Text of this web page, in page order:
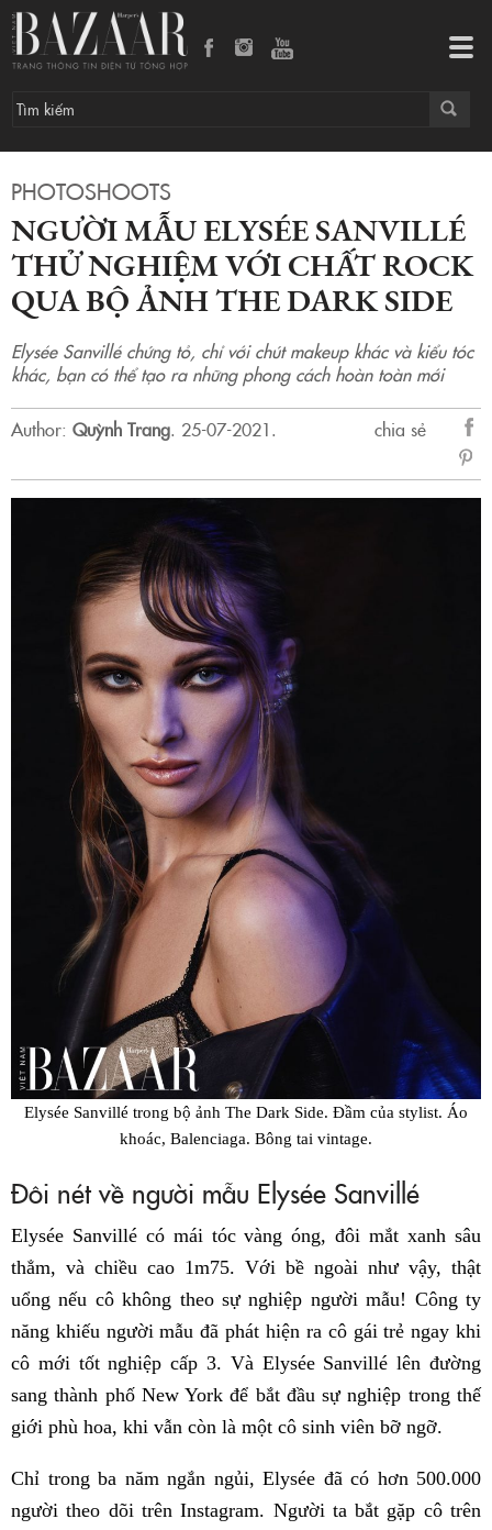
PHOTOSHOOTS
NGƯỜI MẪU ELYSÉE SANVILLÉ
THỬ NGHIỆM VỚI CHẤT ROCK
QUA BỘ ẢNH THE DARK SIDE
Elysée Sanvillé chứng tỏ, chỉ với chút makeup khác và kiểu tóc
khác, bạn có thể tạo ra những phong cách hoàn toàn mới
Author: Quỳnh Trang. 25-07-2021.
chia sẻ
sẻ
Elysée Sanvillé trong bộ ảnh The Dark Side. Đầm của stylist. Áo
khoác, Balenciaga. Bông tai vintage.
Đôi nét về người mẫu Elysée Sanvillé
Elysée Sanvillé có mái tóc vàng óng, đôi mắt xanh sâu
thẳm, và chiều cao 1m75. Với bề ngoài như vậy, thật
uổng nếu cô không theo sự nghiệp người mẫu! Công ty
năng khiếu người mẫu đã phát hiện ra cô gái trẻ ngay khi
cô mới tốt nghiệp cấp 3. Và Elysée Sanvillé lên đường
sang thành phố New York để bắt đầu sự nghiệp trong thế
giới phù hoa, khi vẫn còn là một cô sinh viên bỡ ngỡ.
Chỉ trong ba năm ngắn ngủi, Elysée đã có hơn 500.000
người theo dõi trên Instagram. Người ta bắt gặp cô trên